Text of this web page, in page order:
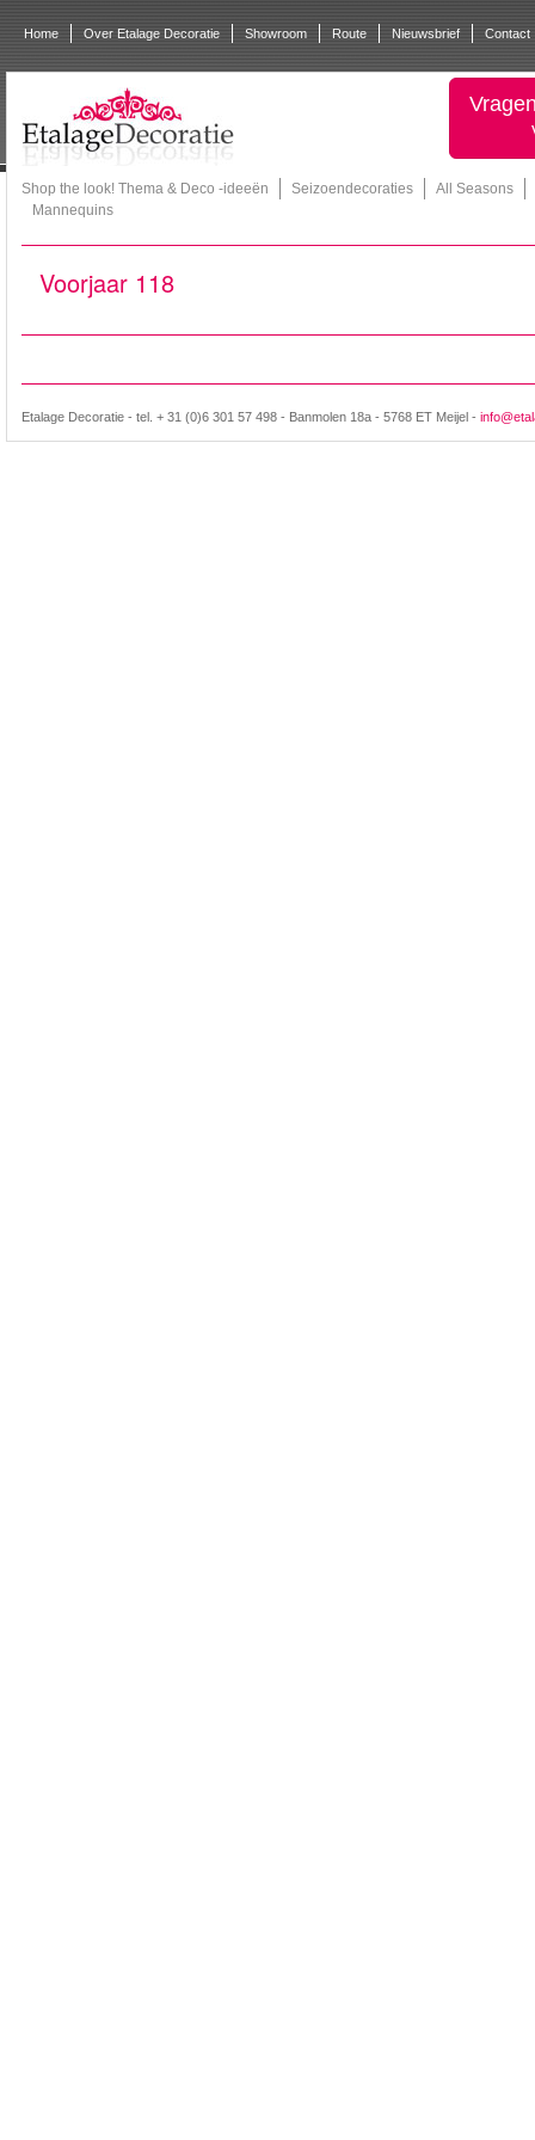
Home Over Etalage Decoratie Showroom Route Nieuwsbrief Contact
Shop the look! Thema & Deco -ideeën Seizoendecoraties
All Seasons
Mannequins
Voorjaar 118
Etalage Decoratie - tel. + 31 (0)6 301 57 498 - Banmolen 18a - 5768 ET Meijel -